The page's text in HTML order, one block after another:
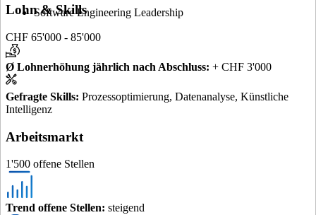
Software Engineering Leadership
Lohn & Skills
CHF 65'000 - 85'000
Ø Lohnerhöhung jährlich nach Abschluss: + CHF 3'000
Gefragte Skills: Prozessoptimierung, Datenanalyse, Künstliche
Intelligenz
Arbeitsmarkt
1'500 offene Stellen
Trend offene Stellen: steigend